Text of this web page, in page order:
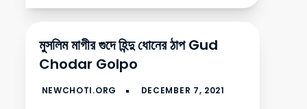
মুসলিম মাগীর গুদে হিন্দু ধোনের ঠাপ Gud
Chodar Golpo